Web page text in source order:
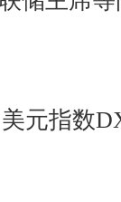
元指数